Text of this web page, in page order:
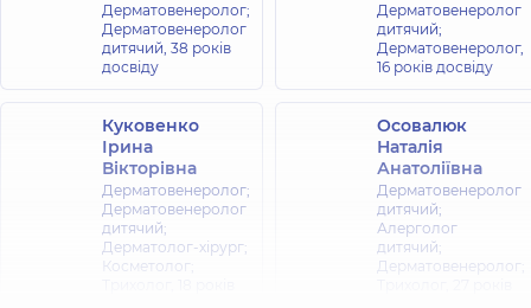
Дерматовенеролог;
Дерматовенеролог
дитячий, 38 років
досвіду
Дерматовенеролог
дитячий;
Дерматовенеролог,
16 років досвіду
Куковенко
Ірина
Вікторівна
Дерматовенеролог;
Дерматовенеролог
дитячий;
Дерматолог-хірург;
Косметолог;
Осовалюк
Наталія
Анатоліївна
Дерматовенеролог
дитячий;
Алерголог
дитячий;
Дерматовенеролог;